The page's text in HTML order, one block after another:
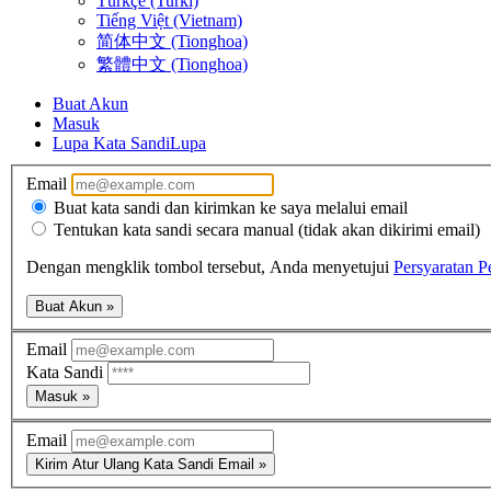
Tiếng Việt (Vietnam)
简体中文 (Tionghoa)
繁體中文 (Tionghoa)
Buat Akun
Masuk
Lupa Kata SandiLupa
Email
Buat kata sandi dan kirimkan ke saya melalui email
Tentukan kata sandi secara manual (tidak akan dikirimi email)
Dengan mengklik tombol tersebut, Anda menyetujui Persyaratan
Buat Akun »
Email
Kata Sandi
Masuk »
Email
Kirim Atur Ulang Kata Sandi Email »